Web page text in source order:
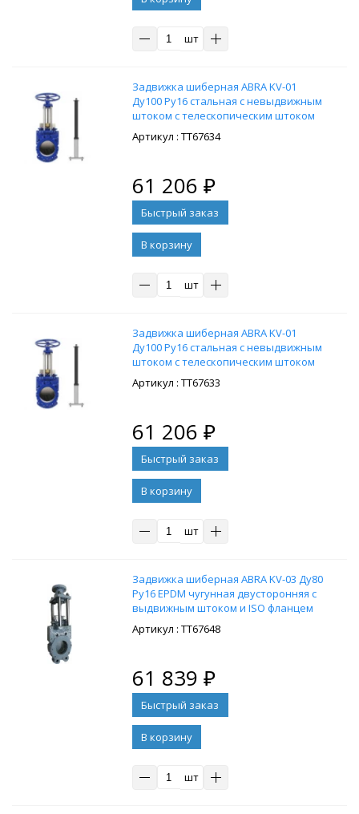
шт
Задвижка шиберная ABRA KV-01
Ду100 Ру16 стальная с невыдвижным
штоком с телескопическим штоком
1300-1800 мм, на штурвал,
управление Т-образный ключ, без
: ТТ67634
61 206 ₽
В корзину
шт
Задвижка шиберная ABRA KV-01
Ду100 Ру16 стальная с невыдвижным
штоком с телескопическим штоком
1050-1750 мм, на штурвал,
управление Т-образный ключ, без
: ТТ67633
61 206 ₽
В корзину
шт
Задвижка шиберная ABRA KV-03 Ду80
Ру16 EPDM чугунная двусторонняя с
выдвижным штоком и ISO фланцем
под привод: ТТ67648
61 839 ₽
В корзину
шт